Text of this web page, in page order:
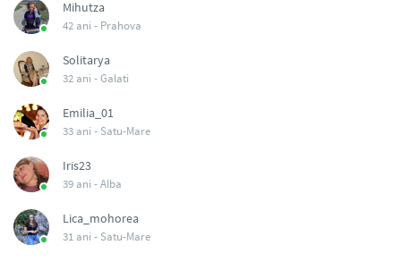
Mihutza
42 ani - Prahova
Solitarya
32 ani -Galati
Emilia_01
33 ani - Satu-Mare
Iris23
39 ani -Alba
Lica_mohorea
31 ani - Satu-Mare